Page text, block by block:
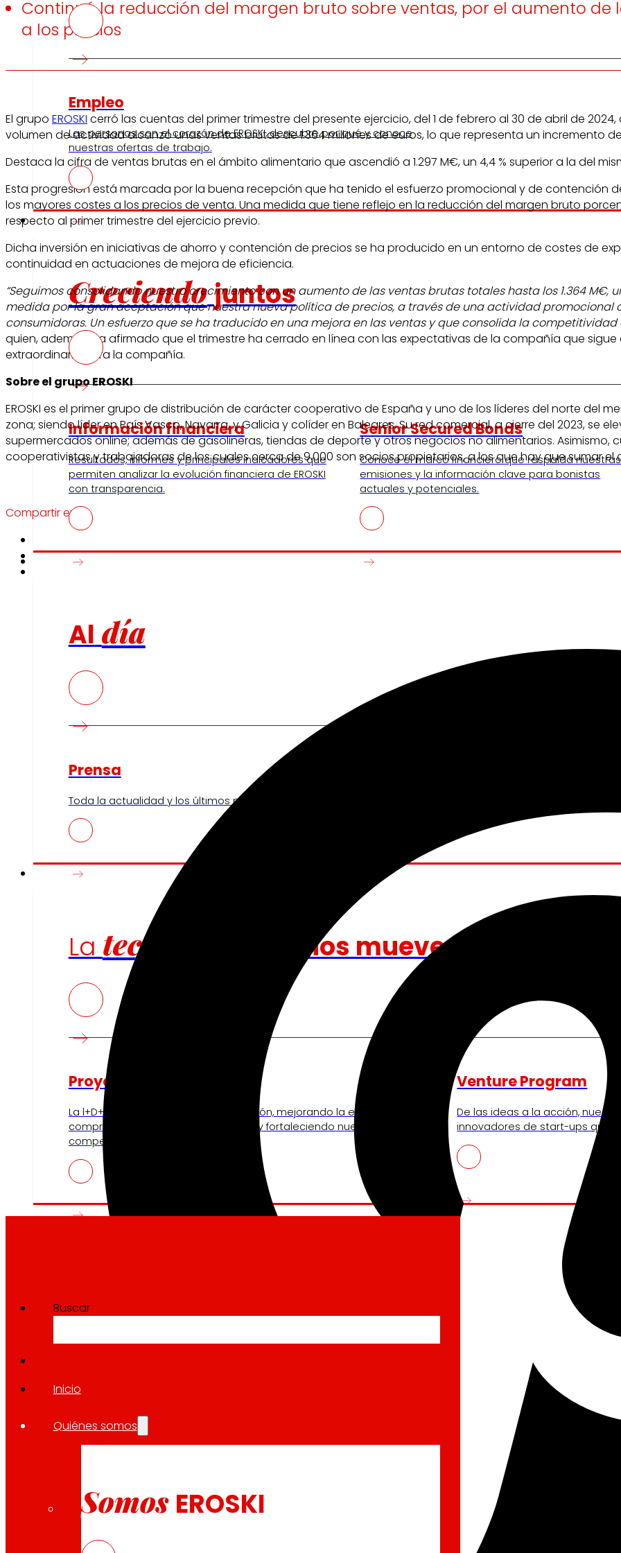
Empleo
Las personas son el corazón de EROSKI, descubre por qué y conoce
nuestras ofertas de trabajo.
Inversores
Creciendojuntos
Información financiera
Resultados, informes y principales indicadores que
permiten analizar la evolución financiera de EROSKI
con transparencia.
Senior Secured Bonds
Conoce el marco financiero que respalda nuestras
emisiones y la información clave para bonistas
actuales y potenciales.
Prensa
Al día
Prensa
Toda la actualidad y los últimos pasos de EROSKI a tu alcance.
Innovación
La tecnología nos mueve
Proyectos de innovación
La l+D+i impulsa nuestra transformación, mejorando la experiencia de
compra, reforzando la sostenibilidad y fortaleciendo nuestra
competitividad.
Venture Program
De las ideas a la acción,
innovadores de start-ups que
Buscar
Inicio
Quiénes somos
Somos EROSKI
Continuó la reducción del margen bruto sobre ventas, por el aumento
a los precios
El grupo EROSKI cerró las cuentas del primer trimestre del presente ejercicio, del 1 de febrero al 30 de abril de
volumen de actividad alcanzó unas ventas brutas de 1.364 millones de euros, lo que representa un incremento
Destaca la cifra de ventas brutas en el ámbito alimentario que ascendió a 1.297 M€, un 4,4 % superior a la del
Esta progresión está marcada por la buena recepción que ha tenido el esfuerzo promocional y de contención
los mayores costes a los precios de venta. Una medida que tiene reflejo en la reducción del margen bruto
respecto al primer trimestre del ejercicio previo.
Dicha inversión en iniciativas de ahorro y contención de precios se ha producido en un entorno de costes de
continuidad en actuaciones de mejora de eficiencia.
“Seguimos consolidando nuestro crecimiento con un aumento de las ventas brutas totales hasta los 1.364
medida por la gran aceptación que nuestra nueva política de precios, a través de una actividad
consumidoras. Un esfuerzo que se ha traducido en una mejora en las ventas y que consolida la competitividad
quien, además, ha afirmado que el trimestre ha cerrado en línea con las expectativas de la compañía que
extraordinario para la compañía.
Sobre el grupo EROSKI
EROSKI es el primer grupo de distribución de carácter cooperativo de España y uno de los líderes del norte
zona; siendo líder en País Vasco, Navarra, y Galicia y colíder en Baleares. Su red comercial, a cierre del 2023, se
supermercados online; además de gasolineras, tiendas de deporte y otros negocios no alimentarios. Asimismo,
cooperativistas y trabajadoras de los cuales cerca de 9.000 son socios propietarios, a los que hay que sumar
Compartir en: